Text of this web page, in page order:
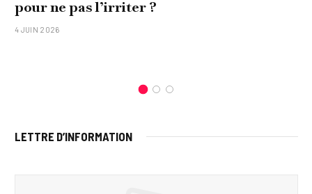
pour ne pas l’irriter ?
4 JUIN 2026
LETTRE D’INFORMATION